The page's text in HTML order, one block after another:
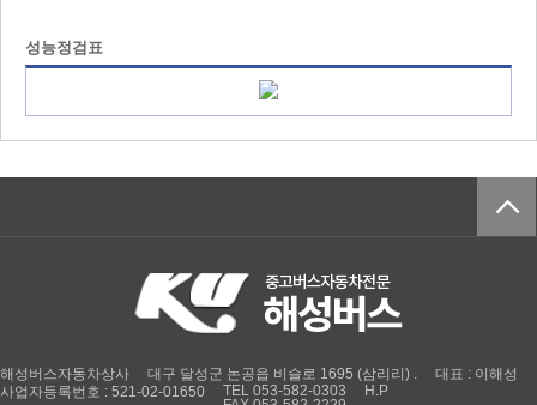
성능정검표
해성버스자동차상사 대구 달성군 논공읍 비슬로 1695 (삼리리) .
대표 : 이해성
사업자등록번호 : 521-02-01650
TEL 053-582-0303
H.P